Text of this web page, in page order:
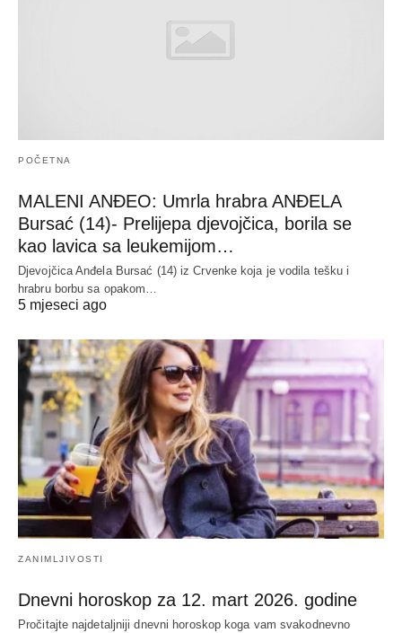
POČETNA
MALENI ANĐEO: Umrla hrabra ANĐELA
Bursać (14)- Prelijepa djevojčica, borila se
kao lavica sa leukemijom…
Djevojčica Anđela Bursać (14) iz Crvenke koja je vodila tešku i
hrabru borbu sa opakom…
5 mjeseci ago
ZANIMLJIVOSTI
Dnevni horoskop za 12. mart 2026. godine
Pročitajte najdetaljniji dnevni horoskop koga vam svakodnevno